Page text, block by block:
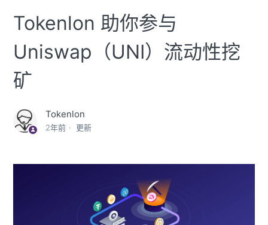
Tokenlon 助你参与
Uniswap（UNI）流动性挖
矿
Tokenlon
2年前 更新